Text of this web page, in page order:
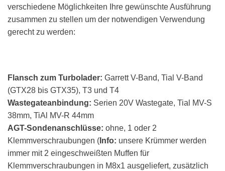
verschiedene Möglichkeiten Ihre gewünschte Ausführung
zusammen zu stellen um der notwendigen Verwendung
gerecht zu werden:
Flansch zum Turbolader: Garrett V-Band, Tial V-Band
(GTX28 bis GTX35), T3 und T4
Wastegateanbindung: Serien 20V Wastegate, Tial MV-S
38mm, TiAl MV-R 44mm
AGT-Sondenanschlüsse: ohne, 1 oder 2
Klemmverschraubungen ( Info: unsere Krümmer werden
immer mit 2 eingeschweißten Muffen für
Klemmverschraubungen in M8x1 ausgeliefert, zusätzlich